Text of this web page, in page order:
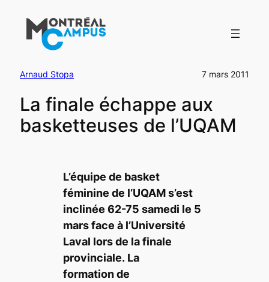
contenu
Arnaud Stopa 7 mars 2011
La finale échappe aux
basketteuses de l’UQAM
L’équipe de basket
féminine de l’UQAM s’est
inclinée 62-75 samedi le 5
mars face à l’Université
Laval lors de la finale
provinciale. La
formation de